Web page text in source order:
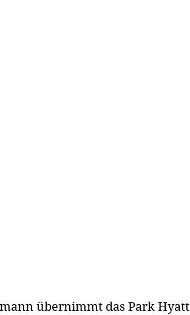
übernimmt das Park Hyatt